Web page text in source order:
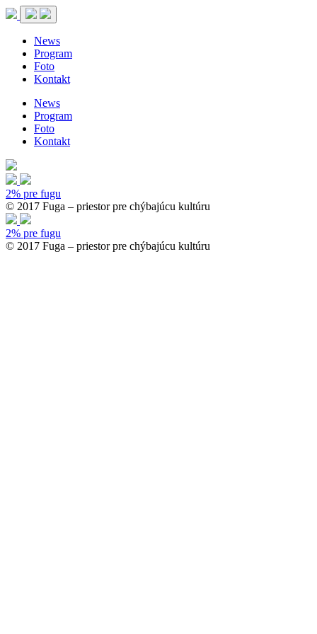
News
Program
Foto
Kontakt
News
Program
Foto
Kontakt
2% pre fugu
© 2017 Fuga – priestor pre chýbajúcu kultúru
2% pre fugu
© 2017 Fuga – priestor pre chýbajúcu kultúru